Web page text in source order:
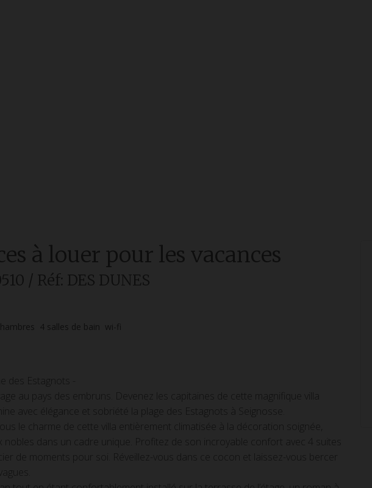
à louer pour les vacances
/ Réf: DES DUNES
4 salles de bain wi-fi
des Estagnots -
au pays des embruns. Devenez les capitaines de cette magnifique villa
avec élégance et sobriété la plage des Estagnots à Seignosse.
le charme de cette villa entièrement climatisée à la décoration soignée,
nobles dans un cadre unique. Profitez de son incroyable confort avec 4 suites
de moments pour soi. Réveillez-vous dans ce cocon et laissez-vous bercer